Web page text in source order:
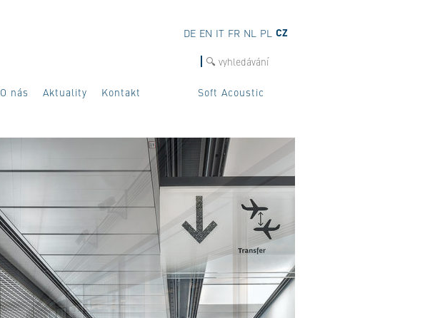
O nás Aktuality Kontakt Soft Acoustic
DE EN IT FR NL PL CZ